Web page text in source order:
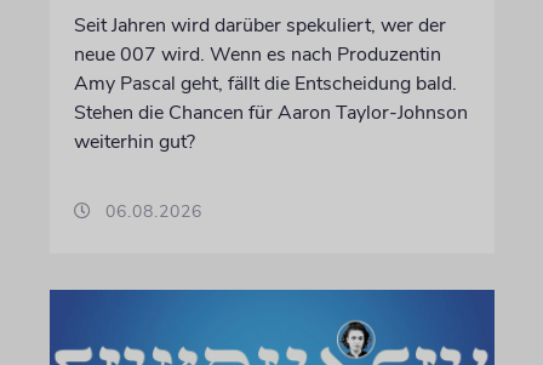
Seit Jahren wird darüber spekuliert, wer der
neue 007 wird. Wenn es nach Produzentin
Amy Pascal geht, fällt die Entscheidung bald.
Stehen die Chancen für Aaron Taylor-Johnson
weiterhin gut?
06.08.2026